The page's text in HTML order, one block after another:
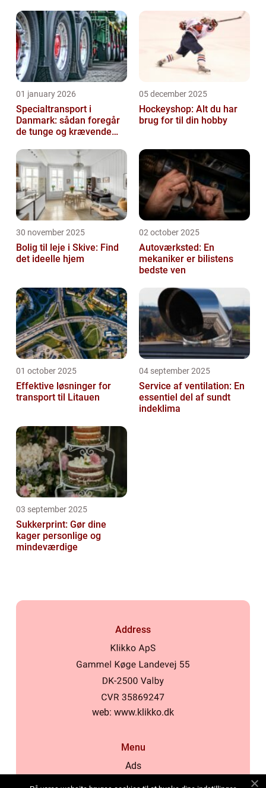
01 january 2026
Specialtransport i
Danmark: sådan foregår
de tunge og krævende
05 december 2025
Hockeyshop: Alt du har
brug for til din hobby
30 november 2025
Bolig til leje i Skive: Find
det ideelle hjem
02 october 2025
Autoværksted: En
mekaniker er bilistens
bedste ven
01 october 2025
Effektive løsninger for
transport til Litauen
04 september 2025
Service af ventilation: En
essentiel del af sundt
indeklima
03 september 2025
Sukkerprint: Gør dine
kager personlige og
mindeværdige
Address
web: www.klikko.dk
Menu
Ads